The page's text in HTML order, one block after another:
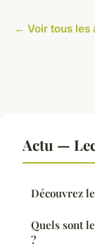
← Voir tous les
Actu —
Découvrez
Quels sont
?